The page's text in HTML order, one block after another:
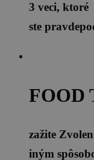
3 veci, ktoré
ste
FOOD
zažite Zvolen
iným